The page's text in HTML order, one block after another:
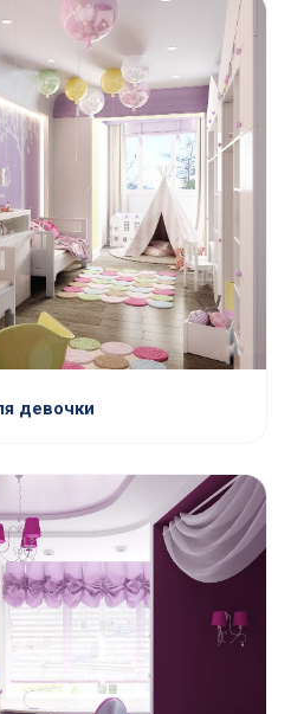
девочки